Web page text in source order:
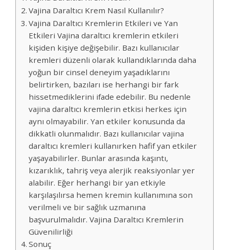
Vajina Daraltıcı Krem Nasıl Kullanılır?
Vajina Daraltıcı Kremlerin Etkileri ve Yan
Etkileri Vajina daraltıcı kremlerin etkileri
kişiden kişiye değişebilir. Bazı kullanıcılar
kremleri düzenli olarak kullandıklarında daha
yoğun bir cinsel deneyim yaşadıklarını
belirtirken, bazıları ise herhangi bir fark
hissetmediklerini ifade edebilir. Bu nedenle
vajina daraltıcı kremlerin etkisi herkes için
aynı olmayabilir. Yan etkiler konusunda da
dikkatli olunmalıdır. Bazı kullanıcılar vajina
daraltıcı kremleri kullanırken hafif yan etkiler
yaşayabilirler. Bunlar arasında kaşıntı,
kızarıklık, tahriş veya alerjik reaksiyonlar yer
alabilir. Eğer herhangi bir yan etkiyle
karşılaşılırsa hemen kremin kullanımına son
verilmeli ve bir sağlık uzmanına
başvurulmalıdır. Vajina Daraltıcı Kremlerin
Güvenilirliği
Sonuç